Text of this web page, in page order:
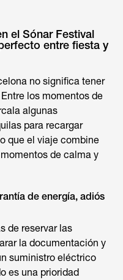
el Sónar Festival
entre fiesta y
no significa tener
los momentos de
algunas
para recargar
que el viaje combine
de calma y
de energía, adiós
de reservar las
la documentación y
suministro eléctrico
es una prioridad